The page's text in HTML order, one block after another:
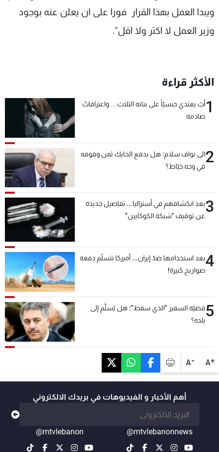
A+
A-
ويبدا العمل بهذا القرار فورا على ان يعلن عنه بوجود
وزير العمل لا اكثر ولا اقل".
الأكثر قراءة
1أبٌ يعتدي جنسيّاً على بناته الثلاث… واعترافاتٌ
صادمة
2الى نواف سلام: هل يدفع الحايك ثمن وقوفه
في وجه خيّاط؟
3بعد انكشافهم في أستراليا... تفاصيل جديدة
عن توقيف "شبكة الكوكايين"
4بعد استخدامها ضدّ إيران... أميركا تتسلّم دفعة
صواريخ كبيرة!
5قضيّة السفير "الذي سقط": هل يُسلَّم إلى
بلده؟
أهم الأخبار و الفيديوهات في بريدك الالكتروني
@mtvlebanonnews
@mtvlebanon